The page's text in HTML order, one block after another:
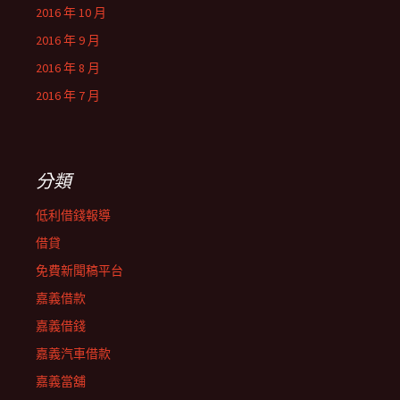
2016 年 10 月
2016 年 9 月
2016 年 8 月
2016 年 7 月
分類
低利借錢報導
借貸
免費新聞稿平台
嘉義借款
嘉義借錢
嘉義汽車借款
嘉義當舖